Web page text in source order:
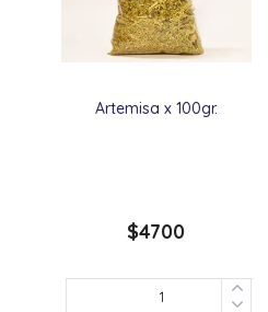
Artemisa x 100gr.
$4700